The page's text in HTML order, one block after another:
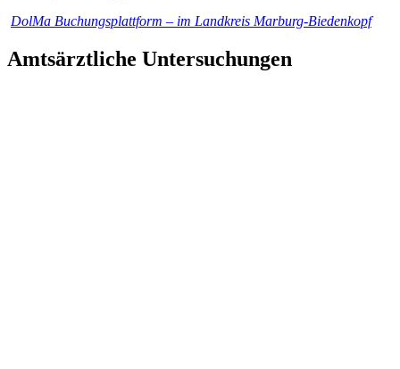
DolMa Buchungsplattform – im Landkreis Marburg-Biedenkopf
Amtsärztliche Untersuchungen